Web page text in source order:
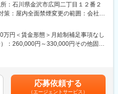
を俯瞰できる
を幅広く活かせる
が多く、先を見通した働き方が可能
く、安定した就業環境
引するリーディングカンパニー
いて長年の実績と信頼を築き、業界
つ社会的影響力の大きいプロジェク
：石川県金沢市広岡二丁目１２番２
：屋内全面禁煙変更の範囲：会社の
万円＜賃金形態＞月給制補足事項なし
：260,000円～330,000円その他固定
足＞【昇給】年1回（4月）【賞与】
特別賞与有り（業績により支給）
応募依頼する
（エージェントサービス）